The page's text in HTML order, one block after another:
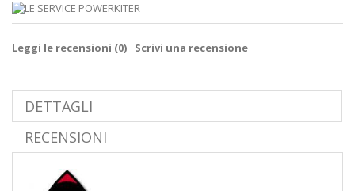
Leggi le recensioni (0) Scrivi una recensione
DETTAGLI
RECENSIONI